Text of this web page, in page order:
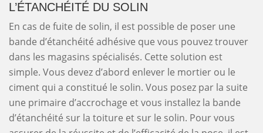
L’ÉTANCHÉITÉ DU SOLIN
En cas de fuite de solin, il est possible de poser une
bande d’étanchéité adhésive que vous pouvez trouver
dans les magasins spécialisés. Cette solution est
simple. Vous devez d’abord enlever le mortier ou le
ciment qui a constitué le solin. Vous posez par la suite
une primaire d’accrochage et vous installez la bande
d’étanchéité sur la toiture et sur le solin. Pour vous